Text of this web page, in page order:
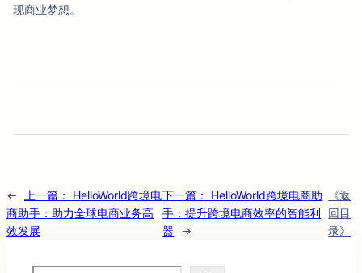
现商业梦想。
← 上一篇：
HelloWorld跨境电
商助手：助力全球电商业务高
效发展
下一篇：
HelloWorld跨境电商助
手：提升跨境电商效率的智能利
器
→
《返
回目
录》